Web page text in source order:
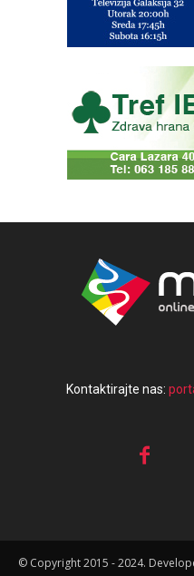
Kontaktirajte nas:
© Copyright 2015 - 2024.